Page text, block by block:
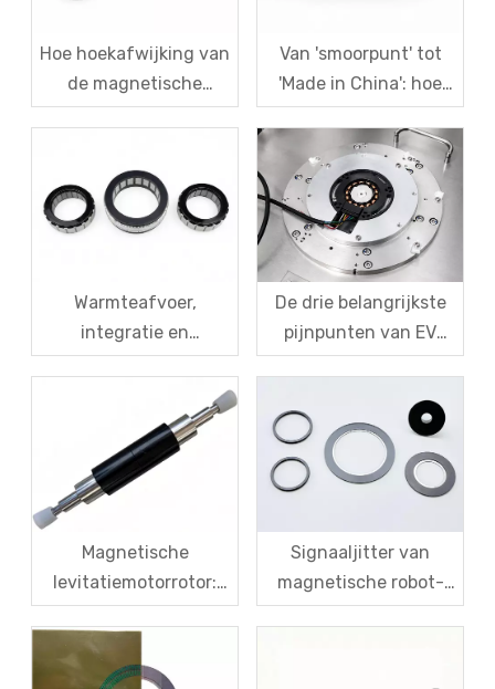
Hoe hoekafwijking van
de magnetische
codeschijf in
encodersensoren op te
lossen?
Van 'smoorpunt' tot
'Made in China': hoe
SDM binnenlandse
kracht smeedt in
magnetische
levitatiemotorrotoren
Warmteafvoer,
integratie en
kostenuitdagingen
koppelmotoren van
robots
De drie belangrijkste
pijnpunten van EV
Resolver-sensoren: de
tussen
nauwkeurigheid,
kalibratie en kosten
Magnetische
levitatiemotorrotor:
sterkte van
en snelle centrifugale
Signaaljitter van
magnetische robot-
encodersensoren – van